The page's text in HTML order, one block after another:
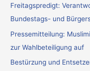
h
:
Freitagspredigt:
Bundestags- und
Pressemitteilung:
zur Wahlbeteiligung auf
Bestürzung und